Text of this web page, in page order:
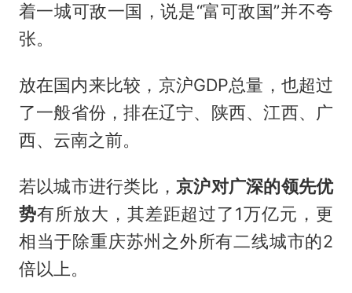
着一城可敌一国，说是“富可敌国”并不夸
张。
放在国内来比较，京沪GDP总量，也超过
了一般省份，排在辽宁、陕西、江西、广
西、云南之前。
若以城市进行类比， 京沪对广深的领先优
势有所放大，其差距超过了1万亿元，更
相当于除重庆苏州之外所有二线城市的2
倍以上。